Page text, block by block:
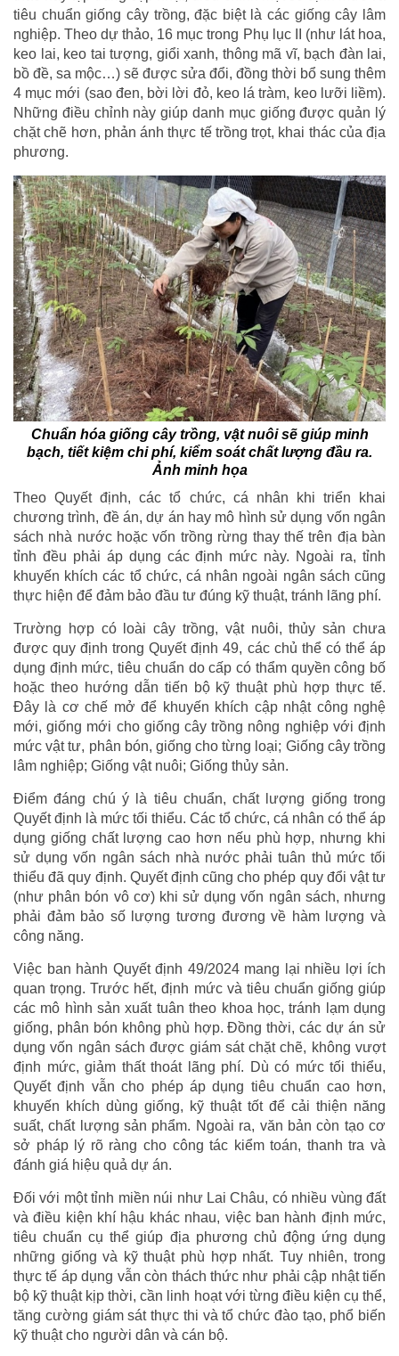
tiêu chuẩn giống cây trồng, đặc biệt là các giống cây lâm
nghiệp. Theo dự thảo, 16 mục trong Phụ lục II (như lát hoa,
keo lai, keo tai tượng, giổi xanh, thông mã vĩ, bạch đàn lai,
bồ đề, sa mộc…) sẽ được sửa đổi, đồng thời bổ sung thêm
4 mục mới (sao đen, bời lời đỏ, keo lá tràm, keo lưỡi liềm).
Những điều chỉnh này giúp danh mục giống được quản lý
chặt chẽ hơn, phản ánh thực tế trồng trọt, khai thác của địa
phương.
Chuẩn hóa giống cây trồng, vật nuôi sẽ giúp minh
bạch, tiết kiệm chi phí, kiểm soát chất lượng đầu ra.
Ảnh minh họa
Theo Quyết định, các tổ chức, cá nhân khi triển khai
chương trình, đề án, dự án hay mô hình sử dụng vốn ngân
sách nhà nước hoặc vốn trồng rừng thay thế trên địa bàn
tỉnh đều phải áp dụng các định mức này. Ngoài ra, tỉnh
khuyến khích các tổ chức, cá nhân ngoài ngân sách cũng
thực hiện để đảm bảo đầu tư đúng kỹ thuật, tránh lãng phí.
Trường hợp có loài cây trồng, vật nuôi, thủy sản chưa
được quy định trong Quyết định 49, các chủ thể có thể áp
dụng định mức, tiêu chuẩn do cấp có thẩm quyền công bố
hoặc theo hướng dẫn tiến bộ kỹ thuật phù hợp thực tế.
Đây là cơ chế mở để khuyến khích cập nhật công nghệ
mới, giống mới cho giống cây trồng nông nghiệp với định
mức vật tư, phân bón, giống cho từng loại; Giống cây trồng
lâm nghiệp; Giống vật nuôi; Giống thủy sản.
Điểm đáng chú ý là tiêu chuẩn, chất lượng giống trong
Quyết định là mức tối thiểu. Các tổ chức, cá nhân có thể áp
dụng giống chất lượng cao hơn nếu phù hợp, nhưng khi
sử dụng vốn ngân sách nhà nước phải tuân thủ mức tối
thiểu đã quy định. Quyết định cũng cho phép quy đổi vật tư
(như phân bón vô cơ) khi sử dụng vốn ngân sách, nhưng
phải đảm bảo số lượng tương đương về hàm lượng và
công năng.
Việc ban hành Quyết định 49/2024 mang lại nhiều lợi ích
quan trọng. Trước hết, định mức và tiêu chuẩn giống giúp
các mô hình sản xuất tuân theo khoa học, tránh lạm dụng
giống, phân bón không phù hợp. Đồng thời, các dự án sử
dụng vốn ngân sách được giám sát chặt chẽ, không vượt
định mức, giảm thất thoát lãng phí. Dù có mức tối thiểu,
Quyết định vẫn cho phép áp dụng tiêu chuẩn cao hơn,
khuyến khích dùng giống, kỹ thuật tốt để cải thiện năng
suất, chất lượng sản phẩm. Ngoài ra, văn bản còn tạo cơ
sở pháp lý rõ ràng cho công tác kiểm toán, thanh tra và
đánh giá hiệu quả dự án.
Đối với một tỉnh miền núi như Lai Châu, có nhiều vùng đất
và điều kiện khí hậu khác nhau, việc ban hành định mức,
tiêu chuẩn cụ thể giúp địa phương chủ động ứng dụng
những giống và kỹ thuật phù hợp nhất. Tuy nhiên, trong
thực tế áp dụng vẫn còn thách thức như phải cập nhật tiến
bộ kỹ thuật kịp thời, cần linh hoạt với từng điều kiện cụ thể,
tăng cường giám sát thực thi và tổ chức đào tạo, phổ biến
kỹ thuật cho người dân và cán bộ.